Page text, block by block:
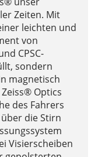
Zeiten. Mit
leichten und
von
CPSC-
sondern
magnetisch
Optics
des Fahrers
die Stirn
Visierscheiben